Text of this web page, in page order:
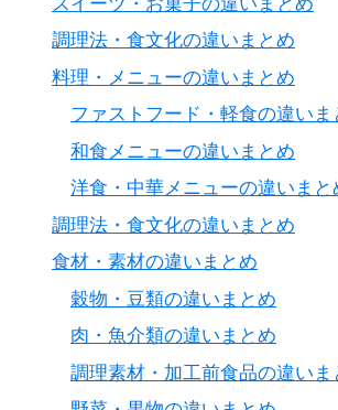
調理法・食文化の違いまとめ
料理・メニューの違いまとめ
ファストフード・軽食の違いま
和食メニューの違いまとめ
洋食・中華メニューの違いまと
調理法・食文化の違いまとめ
食材・素材の違いまとめ
穀物・豆類の違いまとめ
肉・魚介類の違いまとめ
調理素材・加工前食品の違いま